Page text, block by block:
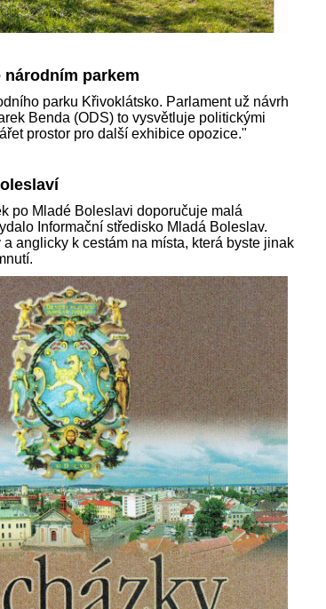
parkem
parku Křivoklátsko. Parlament už návrh
Benda (ODS) to vysvětluje politickými
prostor pro další exhibice opozice."
po Mladé Boleslavi doporučuje malá
Informační středisko Mladá Boleslav.
a anglicky k cestám na místa, která byste jinak